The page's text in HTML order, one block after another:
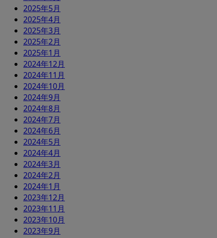
2025年5月
2025年4月
2025年3月
2025年2月
2025年1月
2024年12月
2024年11月
2024年10月
2024年9月
2024年8月
2024年7月
2024年6月
2024年5月
2024年4月
2024年3月
2024年2月
2024年1月
2023年12月
2023年11月
2023年10月
2023年9月